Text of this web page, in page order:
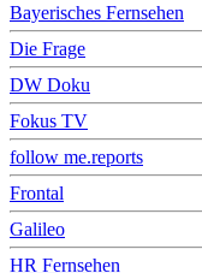
Bayerisches Fernsehen
Die Frage
DW Doku
Fokus TV
follow me.reports
Frontal
Galileo
HR Fernsehen